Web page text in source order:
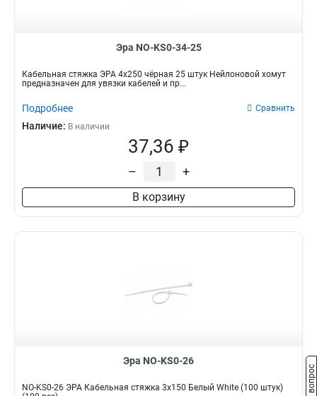
Эра NO-KS0-34-25
Кабельная стяжка ЭРА 4x250 чёрная 25 штук Нейлоновой хомут
предназначен для увязки кабелей и пр...
Подробнее Сравнить
Наличие: В наличии
37,36 ₽
– +
В корзину
Эра NO-KS0-26
NO-KS0-26 ЭРА Кабельная стяжка 3х150 Белый White (100 штук)